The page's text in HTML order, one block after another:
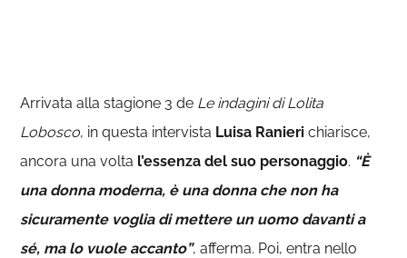
Arrivata alla stagione 3 de Le indagini di Lolita
Lobosco, in questa intervista Luisa Ranieri chiarisce,
ancora una volta l’essenza del suo personaggio. “È
una donna moderna, è una donna che non ha
sicuramente voglia di mettere un uomo davanti a
sé, ma lo vuole accanto”, afferma. Poi, entra nello